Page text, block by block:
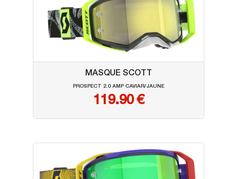
MASQUE SCOTT
PROSPECT 2.0 AMP CAVIAR/JAUNE
119.90€